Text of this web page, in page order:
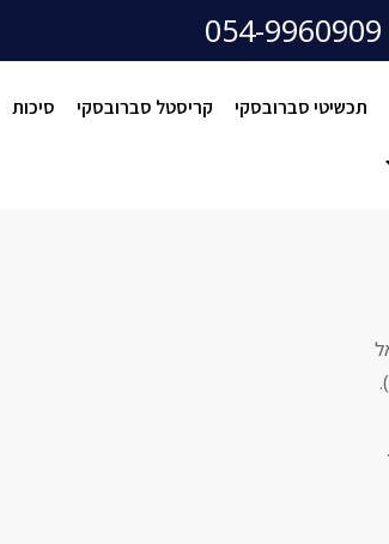
תכשיטי סברובסקי קריסטל סברובסקי סיכות